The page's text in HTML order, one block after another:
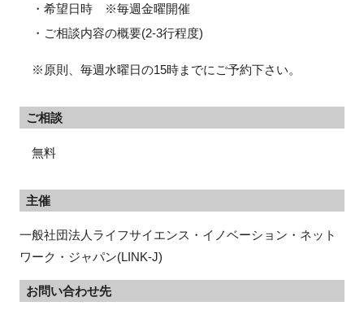
・希望日時 ※毎週金曜開催
・ご相談内容の概要(2-3行程度)
※原則、毎週水曜日の15時までにご予約下さい。
ご相談
無料
主催
一般社団法人ライフサイエンス・イノベーション・ネット
ワーク・ジャパン(LINK-J)
お問い合わせ先